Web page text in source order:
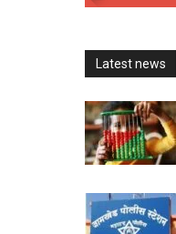
Latest news